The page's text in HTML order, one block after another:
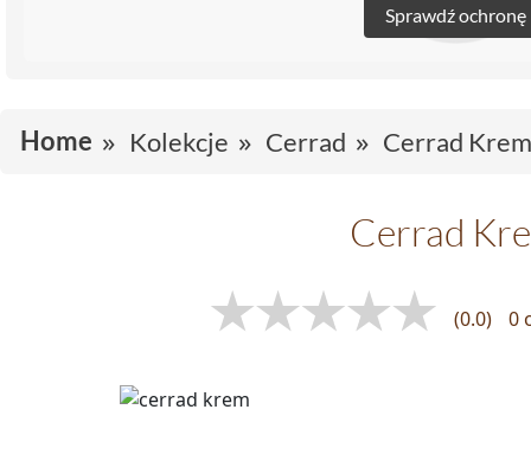
Sprawdź ochronę
Home Kolekcje Cerrad Cerrad Krem
Cerrad
(0.0) 0